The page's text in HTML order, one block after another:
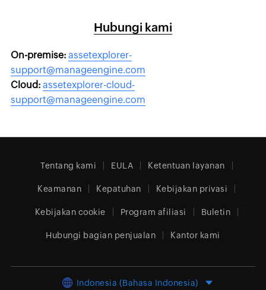
Hubungi kami
On-premise: assetexplorer-
support@manageengine.com
Cloud: assetexplorer-cloud-
support@manageengine.com
Tentang kami EULA Ketentuan layanan
Keamanan Kepatuhan Kebijakan privasi
Kebijakan cookie Program afiliasi Buletin
Hubungi bagian penjualan Kantor kami
Indonesia (Bahasa Indonesia)